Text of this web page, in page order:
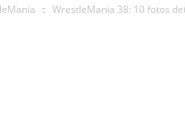
WrestleMania 38: 10 fotos